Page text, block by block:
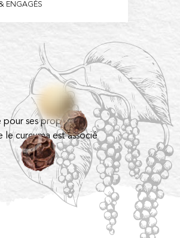
ENGAGÉS
pour ses propriétés
curcuma est associé